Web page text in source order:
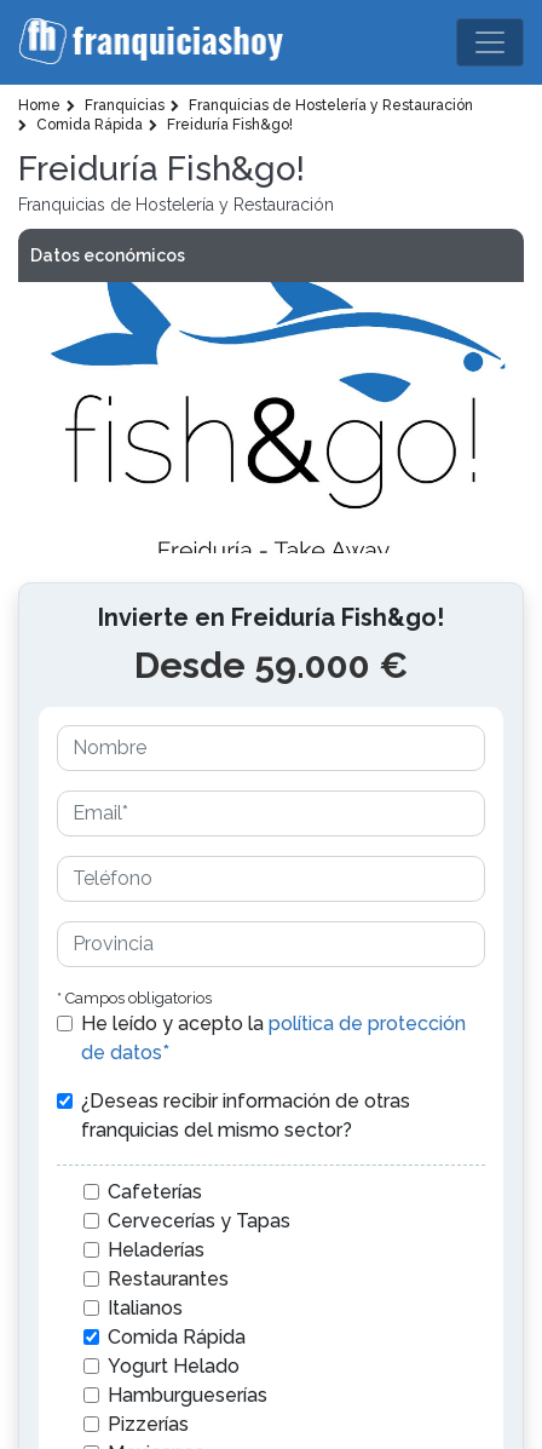
Home Franquicias
Franquicias de Hostelería y Restauración
Comida Rápida
Freiduría Fish&go!
Freiduría Fish&go!
Franquicias de Hostelería y Restauración
Datos económicos
Invierte en Freiduría Fish&go!
Desde 59.000 €
* Campos obligatorios
He leído y acepto la política de protección
de datos*
¿Deseas recibir información de otras
franquicias del mismo sector?
Cafeterías
Cervecerías y Tapas
Heladerías
Restaurantes
Italianos
Comida Rápida
Yogurt Helado
Hamburgueserías
Pizzerías